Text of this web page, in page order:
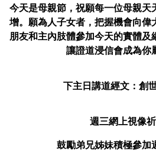
今天是母親節，祝願每一位母親天
增。願為人子女者，把握機會向偉
朋友和主內肢體參加今天的實體及
讓證道浸信會成為你
下主日講道經文：創
週三網上視像
鼓勵弟兄姊妹積極參加